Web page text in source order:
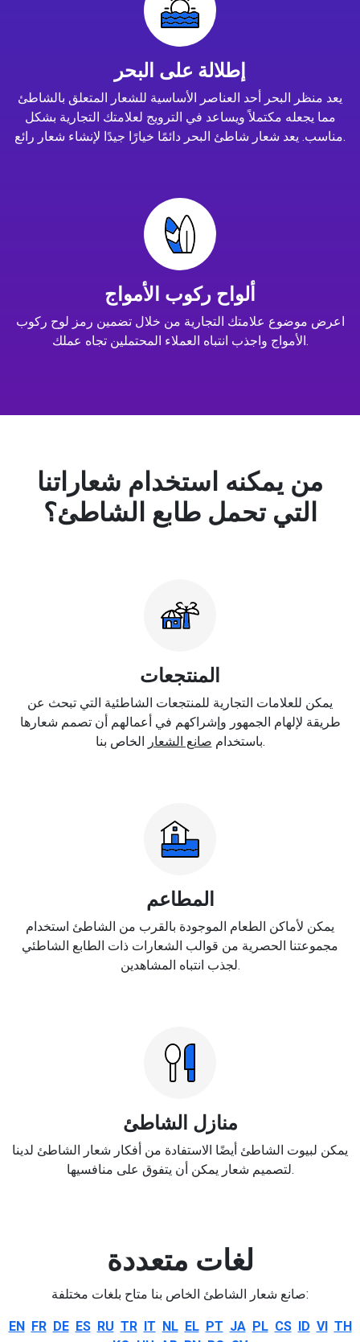
إطلالة على البحر
يعد منظر البحر أحد العناصر الأساسية للشعار المتعلق بالشاطئ
مما يجعله مكتملاً ويساعد في الترويج لعلامتك التجارية بشكل
مناسب. يعد شعار شاطئ البحر دائمًا خيارًا جيدًا لإنشاء شعار رائع.
ألواح ركوب الأمواج
اعرض موضوع علامتك التجارية من خلال تضمين رمز لوح ركوب
الأمواج واجذب انتباه العملاء المحتملين تجاه عملك.
من يمكنه استخدام شعاراتنا
التي تحمل طابع الشاطئ؟
المنتجعات
يمكن للعلامات التجارية للمنتجعات الشاطئية التي تبحث عن
طريقة لإلهام الجمهور وإشراكهم في أعمالهم أن تصمم شعارها
باستخدام صانع الشعار الخاص بنا.
المطاعم
يمكن لأماكن الطعام الموجودة بالقرب من الشاطئ استخدام
مجموعتنا الحصرية من قوالب الشعارات ذات الطابع الشاطئي
لجذب انتباه المشاهدين.
منازل الشاطئ
يمكن لبيوت الشاطئ أيضًا الاستفادة من أفكار شعار الشاطئ لدينا
لتصميم شعار يمكن أن يتفوق على منافسيها.
لغات متعددة
صانع شعار الشاطئ الخاص بنا متاح بلغات مختلفة:
EN FR DE ES RU TR IT NL EL PT JA PL CS ID VI TH